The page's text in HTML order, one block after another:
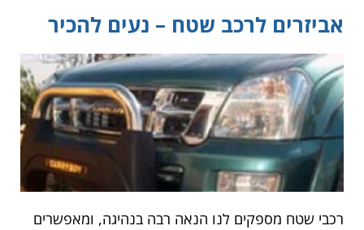
אביזרים לרכב שטח – נעים להכיר
רכבי שטח מספקים לנו הנאה רבה בנהיגה, ומאפשרים